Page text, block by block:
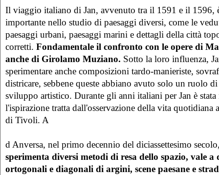
Il viaggio italiano di Jan, avvenuto tra il 1591 e il 1596,
importante nello studio di paesaggi diversi, come le
paesaggi urbani, paesaggi marini e dettagli della città
corretti. Fondamentale il confronto con le opere di
anche di Girolamo Muziano. Sotto la loro influenza,
sperimentare anche composizioni tardo-manieriste,
districare, sebbene queste abbiano avuto solo un ruolo
sviluppo artistico. Durante gli anni italiani per Jan è
l'ispirazione tratta dall'osservazione della vita quotidiana
di Tivoli. A
d Anversa, nel primo decennio del diciassettesimo
sperimenta diversi metodi di resa dello spazio, vale a
ortogonali e diagonali di argini, scene paesane e